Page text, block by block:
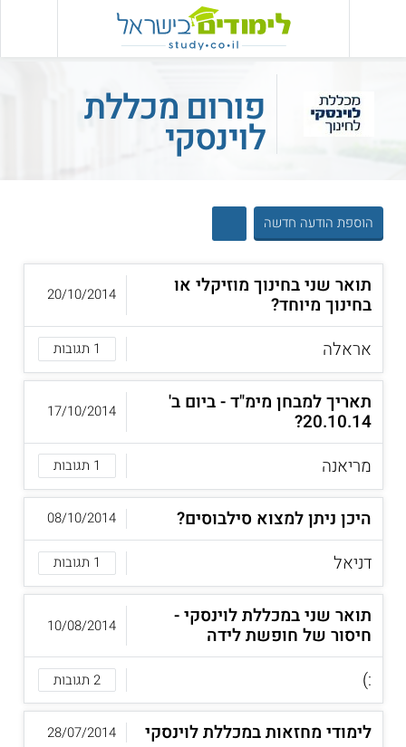
פורום מכללת
לוינסקי
הוספת הודעה חדשה
תואר שני בחינוך מוזיקלי או
בחינוך מיוחד?
אראלה
1 תגובות
20/10/2014
תאריך למבחן מימ"ד - ביום ב'
20.10.14?
מריאנה
1 תגובות
17/10/2014
היכן ניתן למצוא סילבוסים?
דניאל
1 תגובות
08/10/2014
תואר שני במכללת לוינסקי -
חיסור של חופשת לידה
:)
2 תגובות
10/08/2014
לימודי מחזאות במכללת לוינסקי
28/07/2014